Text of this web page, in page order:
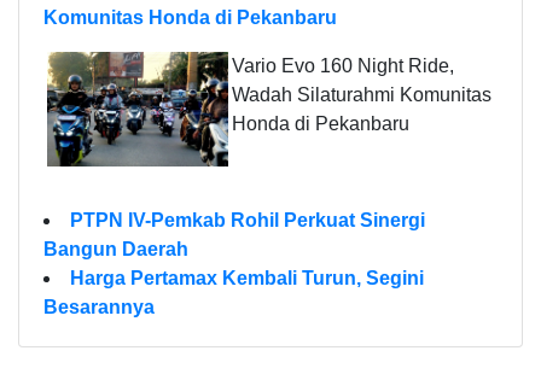
Komunitas Honda di Pekanbaru
Vario Evo 160 Night Ride,
Wadah Silaturahmi Komunitas
Honda di Pekanbaru
PTPN IV-Pemkab Rohil Perkuat Sinergi
Bangun Daerah
Harga Pertamax Kembali Turun, Segini
Besarannya